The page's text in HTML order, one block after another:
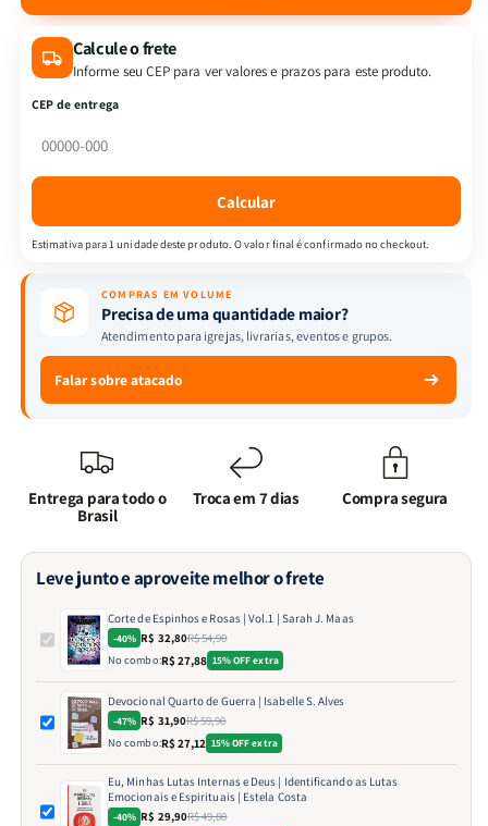
Corte
de
Espinhos
|
J.
Maas
Corte
de
Espinhos
J.
Maas
Calcule o frete
Informe seu CEP para ver valores e prazos para este produto.
CEP de entrega
Calcular
Estimativa para 1 unidade deste produto. O valor final é confirmado no checkout.
COMPRAS EM VOLUME
Precisa de uma quantidade maior?
Atendimento para igrejas, livrarias, eventos e grupos.
Falar sobre atacado
Entrega para todo o
Brasil
Troca em 7 dias Compra segura
Leve junto e aproveite melhor o frete
Corte de Espinhos e Rosas | Vol.1 | Sarah J. Maas
-40% R$ 32,80R$ 54,90
No combo:R$ 27,88 15% OFF extra
Devocional Quarto de Guerra | Isabelle S. Alves
-47% R$ 31,90R$ 59,90
No combo:R$ 27,12 15% OFF extra
Eu, Minhas Lutas Internas e Deus | Identificando as Lutas
Emocionais e Espirituais | Estela Costa
-40% R$ 29,90R$ 49,80